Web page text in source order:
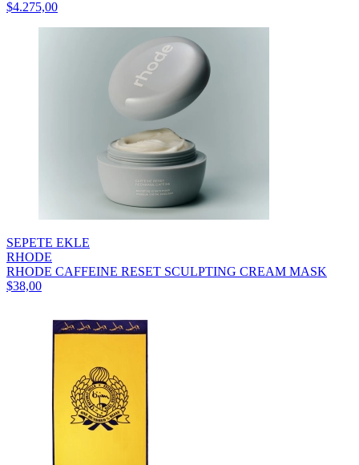
$4.275,00
SEPETE EKLE
RHODE
RHODE CAFFEINE RESET SCULPTING CREAM MASK
$38,00